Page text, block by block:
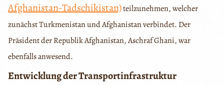
Afghanistan-Tadschikistan)teilzunehmen, welcher
zunächst Turkmenistan und Afghanistan verbindet. Der
Präsident der Republik Afghanistan, Aschraf Ghani, war
ebenfalls anwesend.
Entwicklung der Transportinfrastruktur